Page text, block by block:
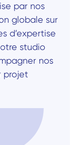
par nos
globale sur
d’expertise
studio
nos
projet